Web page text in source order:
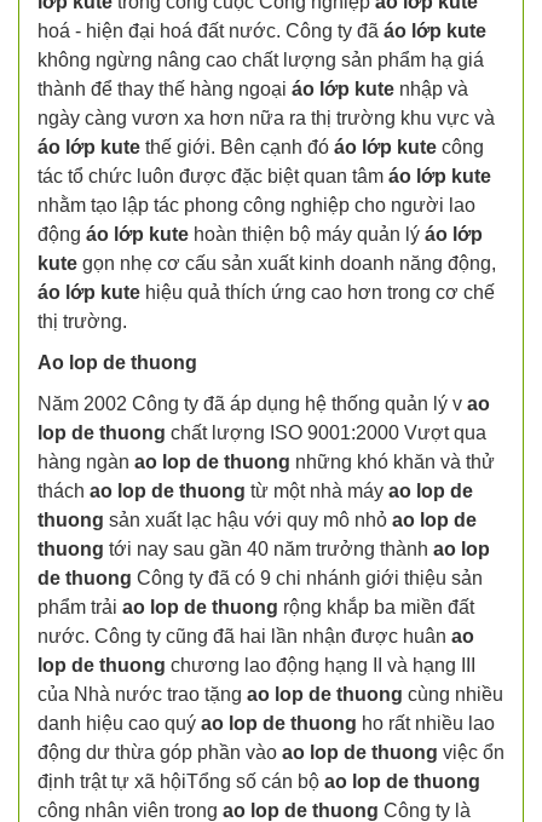
hoá - hiện đại hoá đất nước. Công ty đã áo lớp kute
không ngừng nâng cao chất lượng sản phẩm hạ giá
thành để thay thế hàng ngoại áo lớp kute nhập và
ngày càng vươn xa hơn nữa ra thị trường khu vực và
áo lớp kute thế giới. Bên cạnh đó áo lớp kute công
tác tổ chức luôn được đặc biệt quan tâm áo lớp kute
nhằm tạo lập tác phong công nghiệp cho người lao
động áo lớp kute hoàn thiện bộ máy quản lý áo lớp
kute gọn nhẹ cơ cấu sản xuất kinh doanh năng động,
áo lớp kute hiệu quả thích ứng cao hơn trong cơ chế
thị trường.
Ao lop de thuong
Năm 2002 Công ty đã áp dụng hệ thống quản lý v ao
lop de thuong chất lượng ISO 9001:2000 Vượt qua
hàng ngàn ao lop de thuong những khó khăn và thử
thách ao lop de thuong từ một nhà máy ao lop de
thuong sản xuất lạc hậu với quy mô nhỏ ao lop de
thuong tới nay sau gần 40 năm trưởng thành ao lop
de thuong Công ty đã có 9 chi nhánh giới thiệu sản
phẩm trải ao lop de thuong rộng khắp ba miền đất
nước. Công ty cũng đã hai lần nhận được huân ao
lop de thuong chương lao động hạng II và hạng III
của Nhà nước trao tặng ao lop de thuong cùng nhiều
danh hiệu cao quý ao lop de thuong ho rất nhiều lao
động dư thừa góp phần vào ao lop de thuong việc ổn
định trật tự xã hộiTổng số cán bộ ao lop de thuong
công nhân viên trong ao lop de thuong Công ty là